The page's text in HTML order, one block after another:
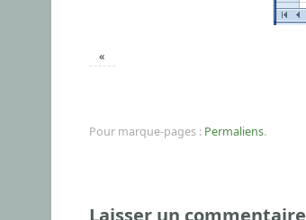
«
Pour marque-pages : Permaliens.
Laisser un commentaire